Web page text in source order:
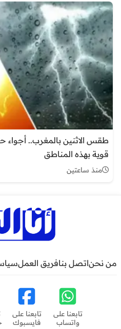
طقس الاثنين بالمغرب.. أجواء
قوية بهذه المناطق
منذ ساعتين
من نحناتصل بنافريق العمل
تابعنا على
واتساب
تابعنا على
فايسبوك